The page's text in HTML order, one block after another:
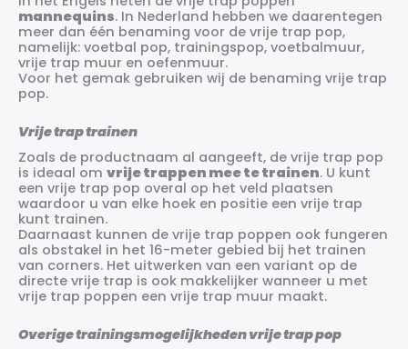
mannequins. In Nederland hebben we daarentegen
meer dan één benaming voor de vrije trap pop,
namelijk: voetbal pop, trainingspop, voetbalmuur,
vrije trap muur en oefenmuur.
Voor het gemak gebruiken wij de benaming vrije trap
pop.
Vrije trap trainen
Zoals de productnaam al aangeeft, de vrije trap pop
is ideaal om vrije trappen mee te trainen. U kunt
een vrije trap pop overal op het veld plaatsen
waardoor u van elke hoek en positie een vrije trap
kunt trainen.
Daarnaast kunnen de vrije trap poppen ook fungeren
als obstakel in het 16-meter gebied bij het trainen
van corners. Het uitwerken van een variant op de
directe vrije trap is ook makkelijker wanneer u met
vrije trap poppen een vrije trap muur maakt.
Overige trainingsmogelijkheden vrije trap pop